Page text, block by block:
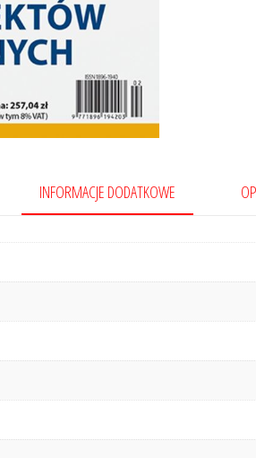
INFORMACJE DODATKOWE